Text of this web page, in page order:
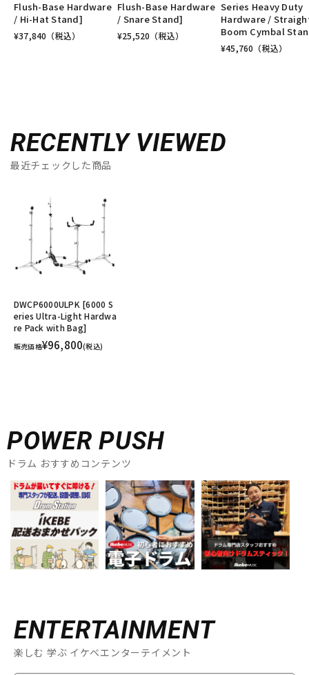
Flush-Base Hardware
/ Hi-Hat Stand]
¥37,840 （税込）
Flush-Base Hardware
/ Snare Stand]
¥25,520 （税込）
Series Heavy Duty
Hardware /
Boom Cymbal
¥45,760 （税込）
RECENTLY VIEWED
最近チェックした商品
DWCP6000ULPK [6000 S
eries Ultra-Light Hardwa
re Pack with Bag]
販売価格¥96,800(税込)
POWER PUSH
ドラム おすすめコンテンツ
ENTERTAINMENT
楽しむ 学ぶ イケベエンターテイメント